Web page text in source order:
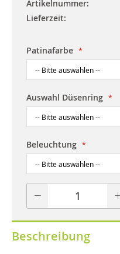
Artikelnummer
Lieferzeit
Patinafarbe
Auswahl Düsenring
Beleuchtung
Beschreibung